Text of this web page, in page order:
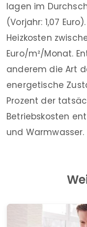
lagen im
(Vorjahr: 1,07
Heizkosten
Euro/m²/Monat.
anderem die Art
energetische
Prozent der
Betriebskosten
und Warmwasser.